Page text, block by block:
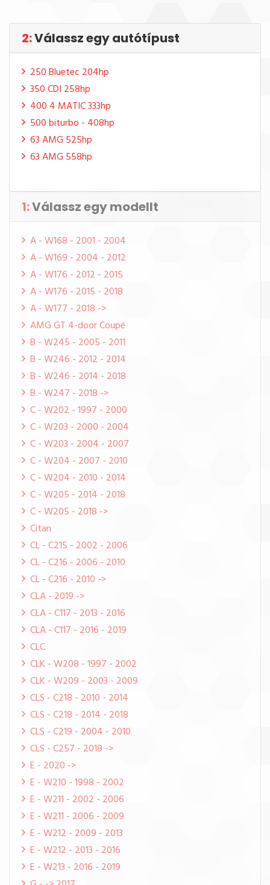
1:Válassz egy modellt
A - W168 - 2001 - 2004
A - W169 - 2004 - 2012
A - W176 - 2012 - 2015
A - W176 - 2015 - 2018
A - W177 - 2018 ->
AMG GT 4-door Coupé
B - W245 - 2005 - 2011
B - W246 - 2012 - 2014
B - W246 - 2014 - 2018
B - W247 - 2018 ->
C - W202 - 1997 - 2000
C - W203 - 2000 - 2004
C - W203 - 2004 - 2007
C - W204 - 2007 - 2010
C - W204 - 2010 - 2014
C - W205 - 2014 - 2018
C - W205 - 2018 ->
Citan
CL - C215 - 2002 - 2006
CL - C216 - 2006 - 2010
CL - C216 - 2010 ->
CLA - 2019 ->
CLA - C117 - 2013 - 2016
CLA - C117 - 2016 - 2019
CLC
CLK - W208 - 1997 - 2002
CLK - W209 - 2003 - 2009
CLS - C218 - 2010 - 2014
CLS - C218 - 2014 - 2018
CLS - C219 - 2004 - 2010
CLS - C257 - 2018 ->
E - 2020 ->
E - W210 - 1998 - 2002
E - W211 - 2002 - 2006
E - W211 - 2006 - 2009
E - W212 - 2009 - 2013
E - W212 - 2013 - 2016
E - W213 - 2016 - 2019
2:Válassz egy autótípust
250 Bluetec 204hp
350 CDI 258hp
400 4 MATIC 333hp
500 biturbo - 408hp
63 AMG 525hp
63 AMG 558hp